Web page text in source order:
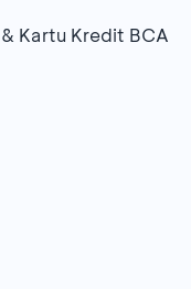
Kartu Kredit BCA